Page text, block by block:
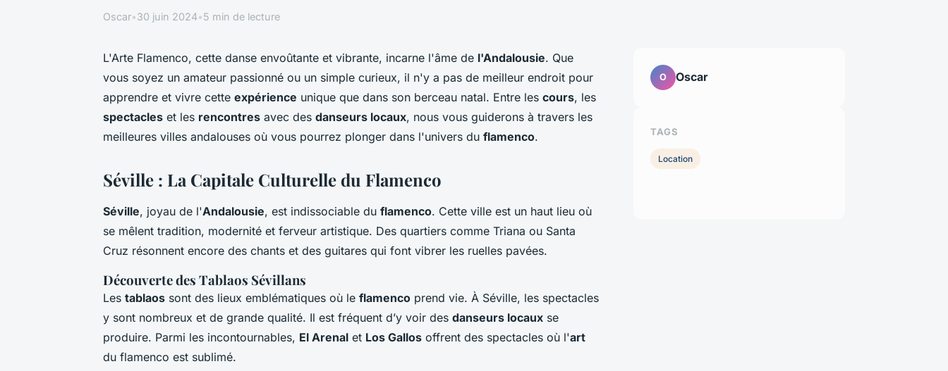
Oscar•30 juin 2024•5 min de lecture
L'Arte Flamenco, cette danse envoûtante et vibrante, incarne l'âme de l'Andalousie. Que
vous soyez un amateur passionné ou un simple curieux, il n'y a pas de meilleur endroit pour
apprendre et vivre cette expérience unique que dans son berceau natal. Entre les cours, les
spectacles et les rencontres avec des danseurs locaux, nous vous guiderons à travers les
meilleures villes andalouses où vous pourrez plonger dans l'univers du flamenco.
Séville : La Capitale Culturelle du Flamenco
Séville, joyau de l'Andalousie, est indissociable du flamenco. Cette ville est un haut lieu où
se mêlent tradition, modernité et ferveur artistique. Des quartiers comme Triana ou Santa
Cruz résonnent encore des chants et des guitares qui font vibrer les ruelles pavées.
Découverte des Tablaos Sévillans
Les tablaos sont des lieux emblématiques où le flamenco prend vie. À Séville, les spectacles
y sont nombreux et de grande qualité. Il est fréquent d’y voir des danseurs locaux se
produire. Parmi les incontournables, El Arenal et Los Gallos offrent des spectacles où l'art
du flamenco est sublimé.
O Oscar
TAGS
Location